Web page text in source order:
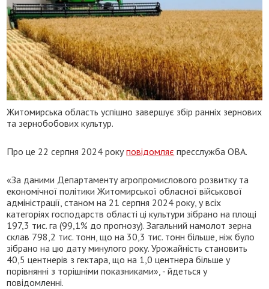
Житомирська область успішно завершує збір ранніх зернових
та зернобобових культур.
Про це 22 серпня 2024 рокуповідомляє пресслужба ОВА.
«За даними Департаменту агропромислового розвитку та
економічної політики Житомирської обласної військової
адміністрації, станом на 21 серпня 2024 року, у всіх
категоріях господарств області ці культури зібрано на площі
197,3 тис. га (99,1% до прогнозу). Загальний намолот зерна
склав 798,2 тис. тонн, що на 30,3 тис. тонн більше, ніж було
зібрано на цю дату минулого року. Урожайність становить
40,5 центнерів з гектара, що на 1,0 центнера більше у
порівнянні з торішніми показниками», - йдеться у
повідомленні.